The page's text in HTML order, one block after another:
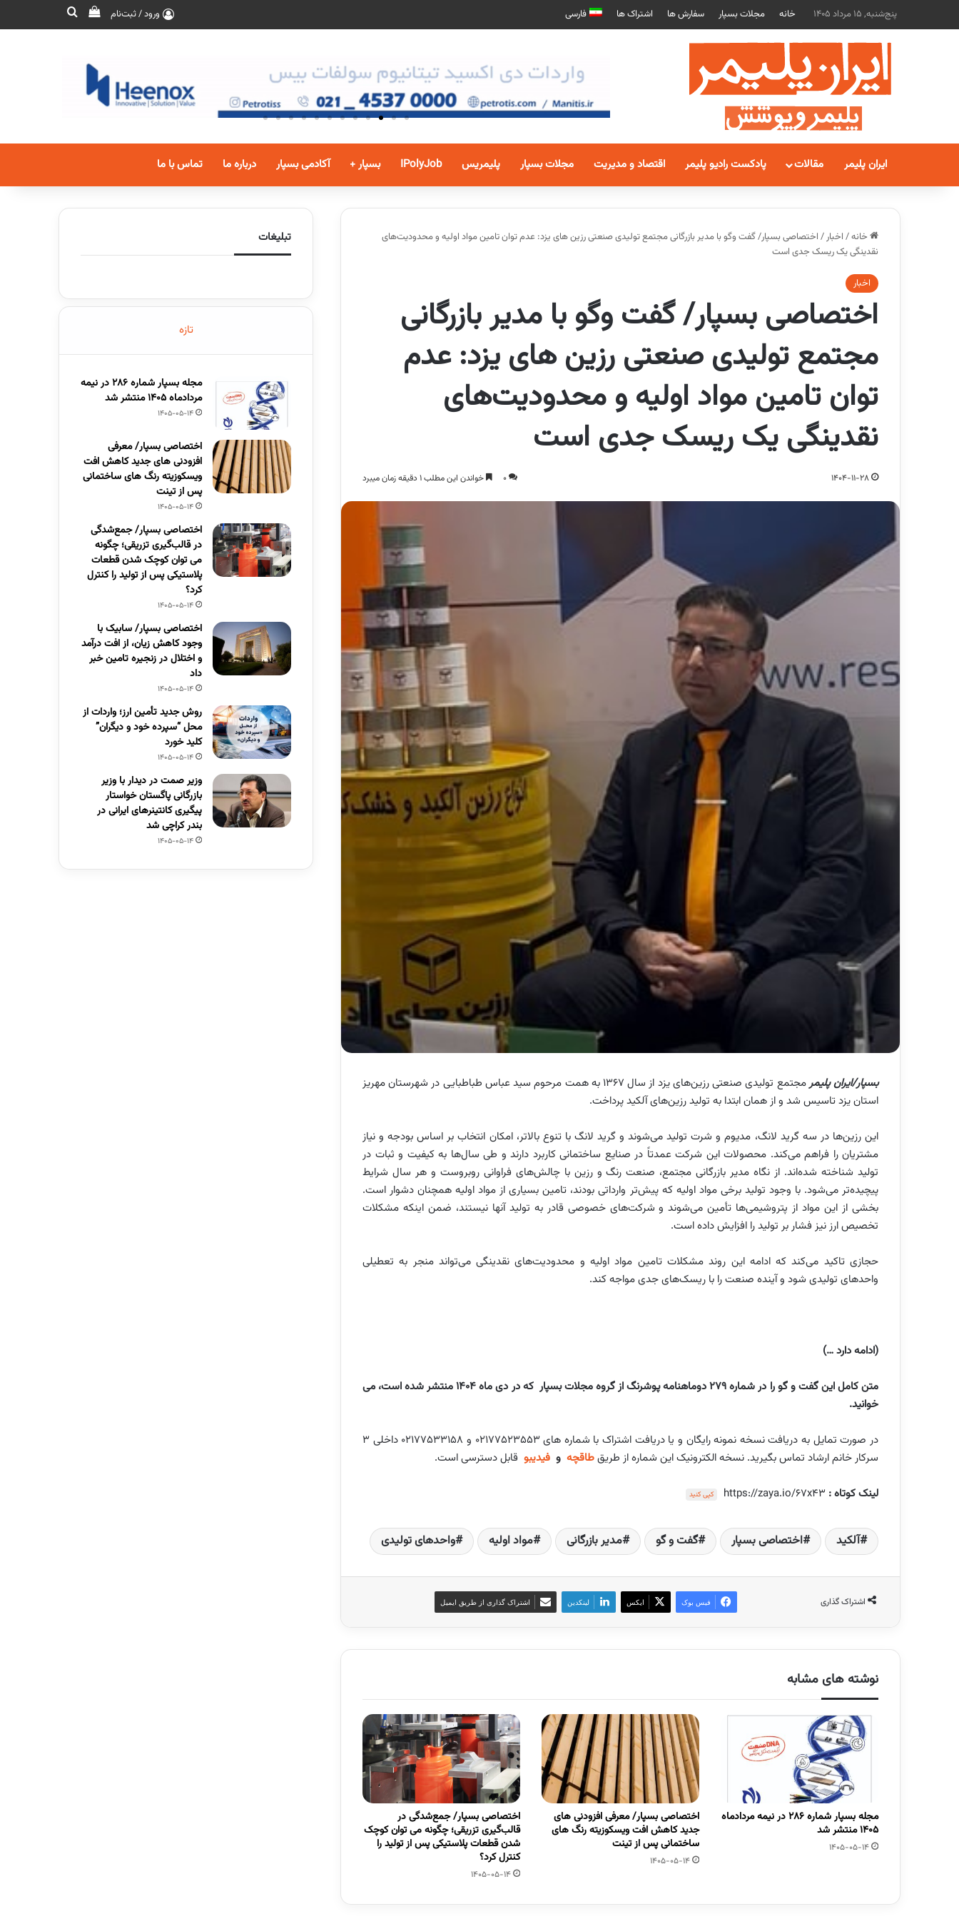
پنج‌شنبه, 15 مرداد 1405 خانه مجلات بسپار سفارش ها اشتراک ها فارسی ورود / ثبت‌نام
ایران پلیمر مقالات پادکست رادیو پلیمر اقتصاد و مدیریت مجلات بسپار پلیمریس IPolyJob بسپار + آکادمی بسپار درباره ما تماس با ما
خانه/ اخبار/ اختصاصی بسپار/ گفت وگو با مدیر بازرگانی مجتمع تولیدی صنعتی رزین های یزد: عدم توان تامین مواد اولیه و محدودیت‌های
نقدینگی یک ریسک جدی است
اخبار
اختصاصی بسپار/ گفت وگو با مدیر بازرگانی
مجتمع تولیدی صنعتی رزین های یزد: عدم
توان تامین مواد اولیه و محدودیت‌های
نقدینگی یک ریسک جدی است
1404-11-28
0 خواندن این مطلب 1 دقیقه زمان میبرد
بسپار/ایران پلیمر
مجتمع تولیدی صنعتی رزین‌های یزد از سال ۱۳۶۷ به همت مرحوم سید عباس طباطبایی در شهرستان مهریز
استان یزد تاسیس شد و از همان ابتدا به تولید رزین‌های آلکید پرداخت.
این رزین‌ها در سه گرید لانگ، مدیوم و شرت تولید می‌شوند و گرید لانگ با تنوع بالاتر، امکان انتخاب بر اساس بودجه و نیاز
مشتریان را فراهم می‌کند. محصولات این شرکت عمدتاً در صنایع ساختمانی کاربرد دارند و طی سال‌ها به کیفیت و ثبات در
تولید شناخته شده‌اند. از نگاه مدیر بازرگانی مجتمع، صنعت رنگ و رزین با چالش‌های فراوانی روبروست و هر سال شرایط
پیچیده‌تر می‌شود. با وجود تولید برخی مواد اولیه که پیش‌تر وارداتی بودند، تامین بسیاری از مواد اولیه همچنان دشوار است.
بخشی از این مواد از پتروشیمی‌ها تأمین می‌شوند و شرکت‌های خصوصی قادر به تولید آنها نیستند، ضمن اینکه مشکلات
تخصیص ارز نیز فشار بر تولید را افزایش داده است.
حجازی تاکید می‌کند که ادامه این روند مشکلات تامین مواد اولیه و محدودیت‌های نقدینگی می‌تواند منجر به تعطیلی
واحدهای تولیدی شود و آینده صنعت را با ریسک‌های جدی مواجه کند.
(ادامه دارد …)
متن کامل این گفت و گو را در شماره 279 دوماهنامه پوشرنگ از گروه مجلات بسپار که در دی ماه 1404 منتشر شده است، می
خوانید.
در صورت تمایل به دریافت نسخه نمونه رایگان و یا دریافت اشتراک با شماره های ۰۲۱۷۷۵۲۳۵۵۳ و ۰۲۱۷۷۵۳۳۱۵۸ داخلی ۳
سرکار خانم ارشاد تماس بگیرید. نسخه الکترونیک این شماره از طریقطاقچه و فیدیبو قابل دسترسی است.
لینک کوتاه : https://zaya.io/67x43 کپی کنید
آلکید اختصاصی بسپار گفت و گو مدیر بازرگانی مواد اولیه واحدهای تولیدی
اشتراک گذاری فیس بوک ایکس لینکدین اشتراک گذاری از طریق ایمیل
نوشته های مشابه
مجله بسپار شماره 286 در نیمه مردادماه
1405 منتشر شد
1405-05-14
اختصاصی بسپار/ معرفی افزودنی های
جدید کاهش افت ویسکوزیته رنگ های
ساختمانی پس از تینت
1405-05-14
اختصاصی بسپار/ جمع‌شدگی در
قالب‌گیری تزریقی؛ چگونه می توان کوچک
شدن قطعات پلاستیکی پس از تولید را
کنترل کرد؟
1405-05-14
تبلیغات
تازه
مجله بسپار شماره 286 در نیمه
مردادماه 1405 منتشر شد
1405-05-14
اختصاصی بسپار/ معرفی
افزودنی های جدید کاهش افت
ویسکوزیته رنگ های ساختمانی
پس از تینت
1405-05-14
اختصاصی بسپار/ جمع‌شدگی
در قالب‌گیری تزریقی؛ چگونه
می توان کوچک شدن قطعات
پلاستیکی پس از تولید را کنترل
کرد؟
1405-05-14
اختصاصی بسپار/ سابیک با
وجود کاهش زیان، از افت درآمد
و اختلال در زنجیره تامین خبر
داد
1405-05-14
روش جدید تأمین ارز؛ واردات از
محل “سپرده خود و دیگران”
کلید خورد
1405-05-14
وزیر صمت در دیدار با وزیر
بازرگانی پاگستان خواستار
پیگیری کانتینرهای ایرانی در
بندر کراچی شد
1405-05-14